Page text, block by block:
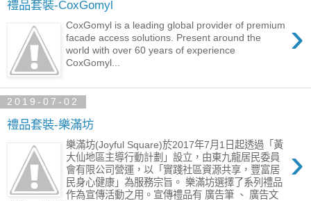
禮品套裝-CoxGomyl
›
CoxGomyl is a leading global provider of premium
facade access solutions. Present around the
world with over 60 years of experience
CoxGomyl...
2019-07-02
禮品套裝-樂滿坊
›
樂滿坊(Joyful Square)於2017年7月1日起透過「黃
大仙地區主導行動計劃」設立，由東九龍居民委員
會有限公司營運，以「實踐社區資源共享，豐富居
民身心健康」為服務宗旨。 樂滿坊選擇了系列禮品
作為宣傳活動之用。宣傳禮品有 廣告筆 、 廣告文